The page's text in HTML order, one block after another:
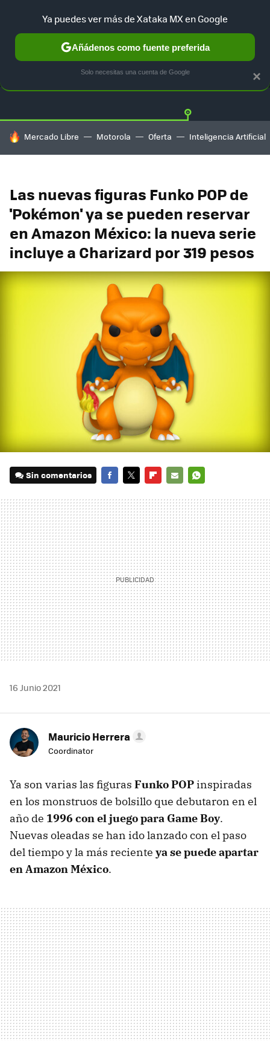
GUÍA DE COMPRAS MERCADO LIBRE
HOY SE HABLA DE
Mercado Libre Motorola Oferta Inteligencia Artificial
Las nuevas figuras Funko POP de
'Pokémon' ya se pueden reservar
en Amazon México: la nueva serie
incluye a Charizard por 319 pesos
Sin comentarios
MAIL
16 Junio 2021
Mauricio Herrera
Coordinator
Ya son varias las figuras Funko POP inspiradas
en los monstruos de bolsillo que debutaron en el
año de 1996 con el juego para Game Boy.
Nuevas oleadas se han ido lanzado con el paso
del tiempo y la más reciente ya se puede apartar
en Amazon México.
×
Ya puedes ver más de Xataka MX en Google
Añádenos como fuente preferida
Solo necesitas una cuenta de Google